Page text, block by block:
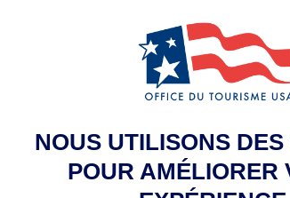
balader, notamment grâce au
aux vélos en libre service.
le centre-ville animé et profiter
produits locaux, empruntez l’un
NOUS UTILISONS
POUR AMÉLIORER